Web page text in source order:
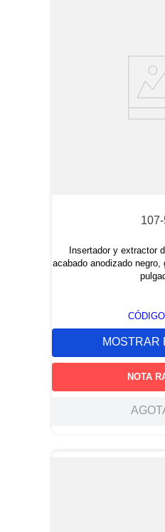
Insertador y extractor
acabado anodizado
MOSTRAR
NOTA